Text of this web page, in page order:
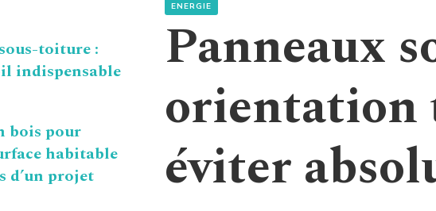
ENERGIE
Panneaux
orientation
éviter
toiture :
indispensable
bois pour
habitable
d’un projet